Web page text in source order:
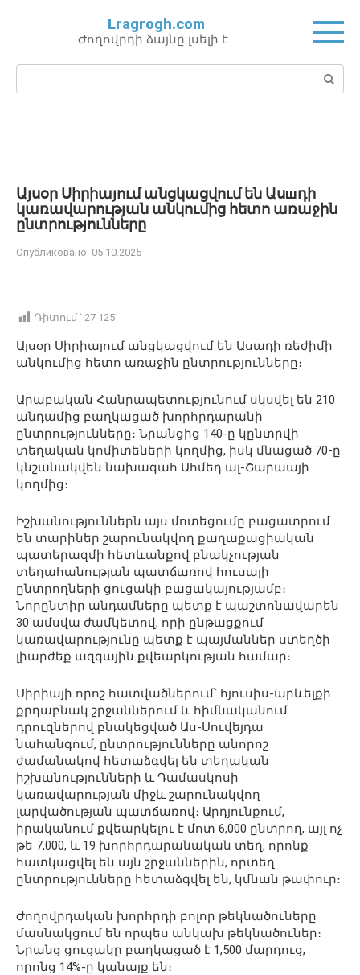
Lragrogh.com
Ժողովրդի ձայնը լսելի է…
Поиск:
Այսօր Սիրիայում անցկացվում են Ասшդի
կառավարության անկումից հետո առաջին
ընտրությունները
Опубликовано: 05.10.2025
Դիտում ՝ 27 125
Այսօր Սիրիայում անցկացվում են Ասադի ռեժիմի
անկումից հետո առաջին ընտրությունները։
Արաբական Հանրապետությունում սկսվել են 210
անդամից բաղկացած խորհրդարանի
ընտրությունները։ Նրանցից 140-ը կընտրվի
տեղական կոմիտեների կողմից, իսկ մնացած 70-ը
կնշանակվեն նախագահ Ահմեդ ալ-Շարաայի
կողմից։
Իշխանություններն այս մոտեցումը բացատրում
են տարիներ շարունակվող քաղաքացիական
պատերազմի հետևանքով բնակչության
տեղահանության պատճառով հուսալի
ընտրողների ցուցակի բացակայությամբ։
Նորընտիր անդամները պետք է պաշտոնավարեն
30 ամսվա ժամկետով, որի ընթացքում
կառավարությունը պետք է պայմաններ ստեղծի
լիարժեք ազգային քվեարկության համար։
Սիրիայի որոշ հատվածներում՝ հյուսիս-արևելքի
քրդաբնակ շրջաններում և հիմնականում
դրուզներով բնակեցված Աս-Սուվեյդա
նահանգում, ընտրությունները անորոշ
ժամանակով հետաձգվել են տեղական
իշխանությունների և Դամասկոսի
կառավարության միջև շարունակվող
լարվածության պատճառով։ Արդյունքում,
իրականում քվեարկելու է մոտ 6,000 ընտրող, այլ ոչ
թե 7,000, և 19 խորհրդարանական տեղ, որոնք
հատկացվել են այն շրջաններին, որտեղ
ընտրությունները հետաձգվել են, կմնան թափուր։
Ժողովրդական խորհրդի բոլոր թեկնածուները
մասնակցում են որպես անկախ թեկնածուներ։
Նրանց ցուցակը բաղկացած է 1,500 մարդուց,
որոնց 14%-ը կանայք են։